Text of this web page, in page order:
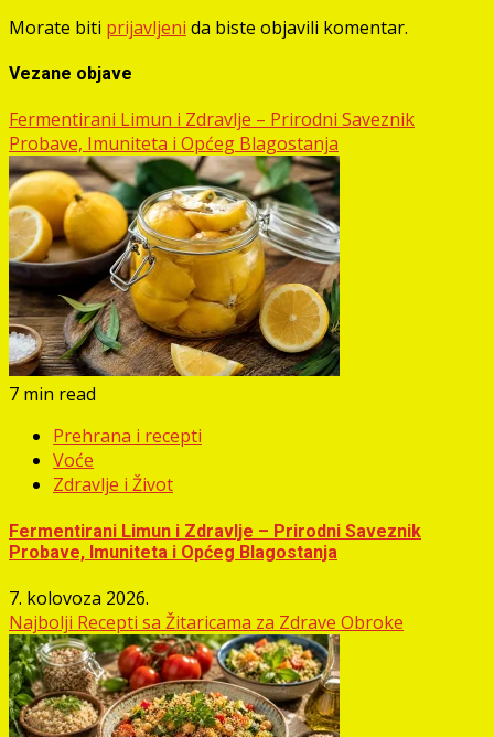
Morate biti prijavljeni da biste objavili komentar.
Vezane objave
Fermentirani Limun i Zdravlje – Prirodni Saveznik
Probave, Imuniteta i Općeg Blagostanja
7 min read
Prehrana i recepti
Voće
Zdravlje i Život
Fermentirani Limun i Zdravlje – Prirodni Saveznik
Probave, Imuniteta i Općeg Blagostanja
7. kolovoza 2026.
Najbolji Recepti sa Žitaricama za Zdrave Obroke